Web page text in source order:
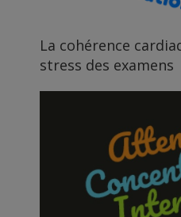
La cohérence
stress des examens